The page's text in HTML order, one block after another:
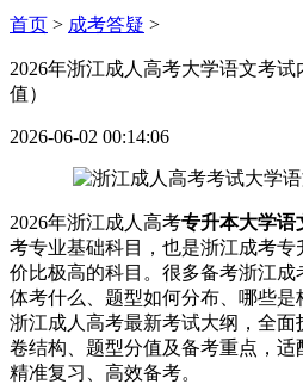
首页 > 成考答疑 >
2026年浙江成人高考大学语文考
值）
2026-06-02 00:14:06
2026年浙江成人高考专升本大学语
考专业基础科目，也是浙江成考
价比极高的科目。很多备考浙江
体考什么、题型如何分布、哪些是
浙江成人高考最新考试大纲，全
卷结构、题型分值及备考重点，
精准复习、高效备考。